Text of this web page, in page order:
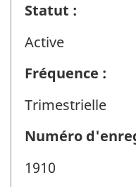
Statut :
Active
Fréquence :
Trimestrielle
Numéro
1910